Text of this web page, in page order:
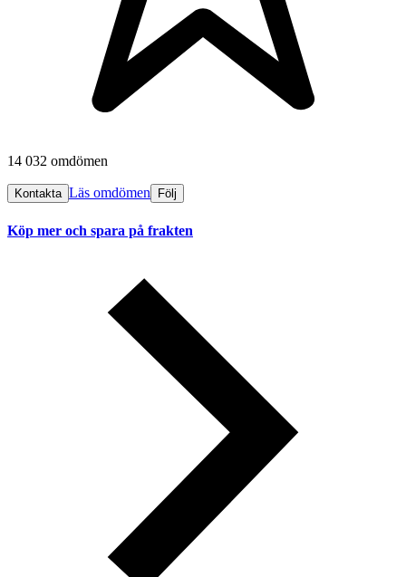
14 032 omdömen
Kontakta Läs omdömen Följ
Köp mer och spara på frakten